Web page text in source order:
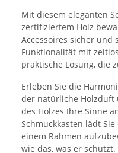
Mit diesem eleganten
zertifiziertem Holz
Accessoires sicher und
Funktionalität mit
praktische Lösung, die
Erleben Sie die
der natürliche Holzduft
des Holzes Ihre Sinne
Schmuckkasten lädt
einem Rahmen
wie das, was er schützt.